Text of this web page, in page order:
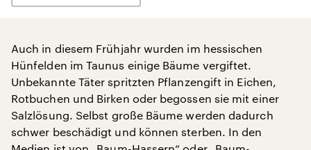
Auch in diesem Frühjahr wurden im hessischen
Hünfelden im Taunus einige Bäume vergiftet.
Unbekannte Täter spritzten Pflanzengift in Eichen,
Rotbuchen und Birken oder begossen sie mit einer
Salzlösung. Selbst große Bäume werden dadurch
schwer beschädigt und können sterben. In den